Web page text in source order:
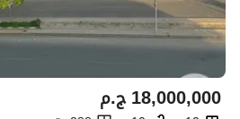
ج.م18,000,000